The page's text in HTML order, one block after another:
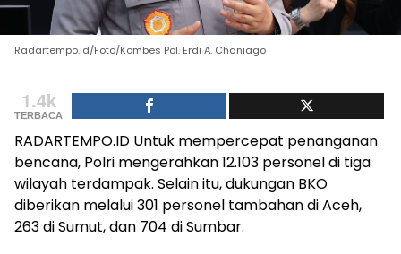
Radartempo.id/Foto/Kombes Pol. Erdi A. Chaniago
1.4k
TERBACA
RADARTEMPO.ID Untuk mempercepat penanganan
bencana, Polri mengerahkan 12.103 personel di tiga
wilayah terdampak. Selain itu, dukungan BKO
diberikan melalui 301 personel tambahan di Aceh,
263 di Sumut, dan 704 di Sumbar.